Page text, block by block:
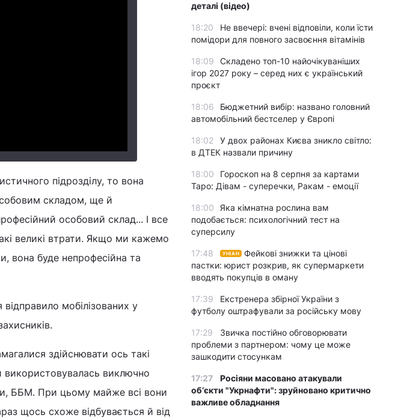
підрозділу, то вона
складом, ще й
особовий склад... І все
великі втрати. Якщо ми кажемо
вона буде непрофесійна та
мобілізованих у
здійснювати ось такі
використовувалась виключно
ББМ. При цьому майже всі вони
щось схоже відбувається й від
деталі (відео)
18:20
Не ввечері: вчені відповіли, коли їсти
помідори для повного засвоєння вітамінів
18:09
Складено топ-10 найочікуваніших
ігор 2027 року – серед них є український
проєкт
18:06
Бюджетний вибір: названо головний
автомобільний бестселер у Європі
18:02
У двох районах Києва зникло світло:
в ДТЕК назвали причину
18:00
Гороскоп на 8 серпня за картами
Таро: Дівам - суперечки, Ракам - емоції
18:00
Яка кімнатна рослина вам
подобається: психологічний тест на
суперсилу
17:48 УНІАН
Фейкові знижки та цінові
пастки: юрист розкрив, як супермаркети
вводять покупців в оману
17:39
Екстренера збірної України з
футболу оштрафували за російську мову
17:29
Звичка постійно обговорювати
проблеми з партнером: чому це може
зашкодити стосункам
17:27
Росіяни масовано атакували
обʼєкти "Укрнафти": зруйновано критично
важливе обладнання